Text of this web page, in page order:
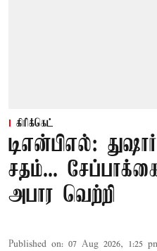
கிரிக்கெட்
டிஎன்பிஎல்:
சதம்... சேப்பாக்கை
அபார வெற்றி
Published on: 07 Aug 2026, 1:25